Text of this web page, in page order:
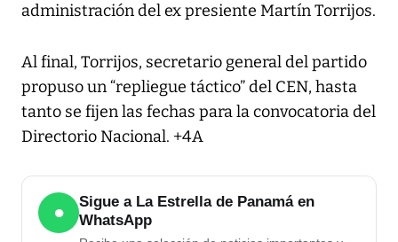
administración del ex presiente Martín Torrijos.
Al final, Torrijos, secretario general del partido
propuso un “repliegue táctico” del CEN, hasta
tanto se fijen las fechas para la convocatoria del
Directorio Nacional. +4A
●
Sigue a La Estrella de Panamá en
WhatsApp